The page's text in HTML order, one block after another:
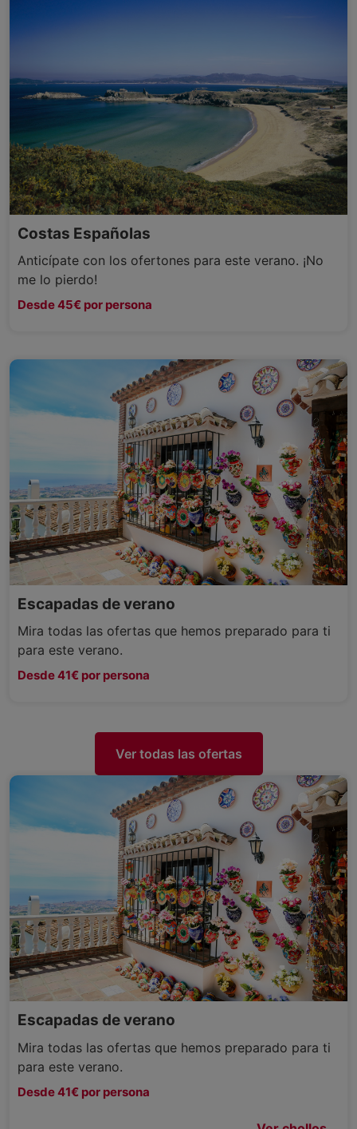
Costas Españolas
Anticípate con los ofertones para este verano. ¡No
me lo pierdo!
Desde 45€ por persona
Escapadas de verano
Mira todas las ofertas que hemos preparado para ti
para este verano.
Desde 41€ por persona
Ver todas las ofertas
Escapadas de verano
Mira todas las ofertas que hemos preparado para ti
para este verano.
Desde 41€ por persona